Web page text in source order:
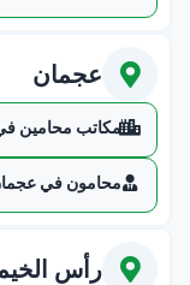
عجمان
مكاتب محامين
محامون في
رأس